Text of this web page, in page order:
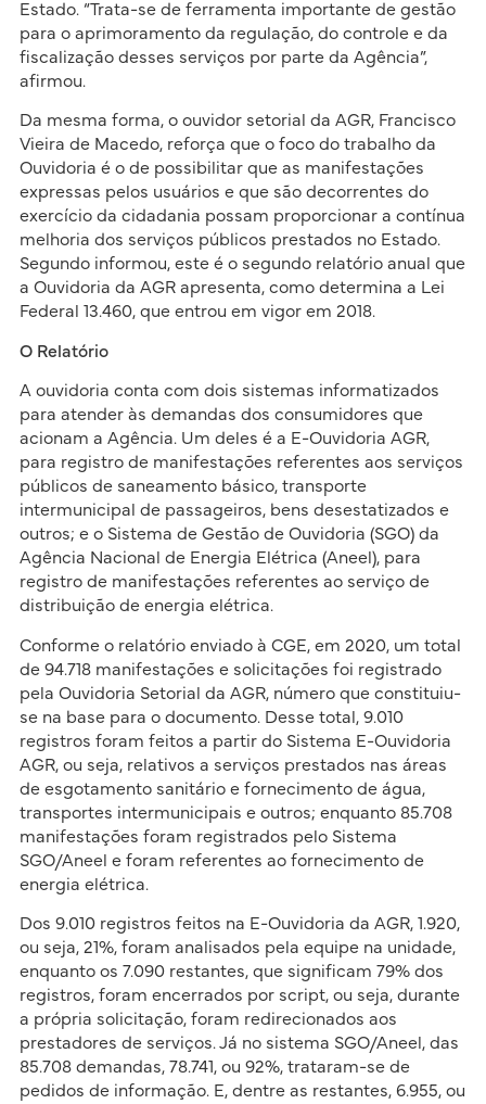
Estado. “Trata-se de ferramenta importante de gestão
para o aprimoramento da regulação, do controle e da
fiscalização desses serviços por parte da Agência”,
afirmou.
Da mesma forma, o ouvidor setorial da AGR, Francisco
Vieira de Macedo, reforça que o foco do trabalho da
Ouvidoria é o de possibilitar que as manifestações
expressas pelos usuários e que são decorrentes do
exercício da cidadania possam proporcionar a contínua
melhoria dos serviços públicos prestados no Estado.
Segundo informou, este é o segundo relatório anual que
a Ouvidoria da AGR apresenta, como determina a Lei
Federal 13.460, que entrou em vigor em 2018.
O Relatório
A ouvidoria conta com dois sistemas informatizados
para atender às demandas dos consumidores que
acionam a Agência. Um deles é a E-Ouvidoria AGR,
para registro de manifestações referentes aos serviços
públicos de saneamento básico, transporte
intermunicipal de passageiros, bens desestatizados e
outros; e o Sistema de Gestão de Ouvidoria (SGO) da
Agência Nacional de Energia Elétrica (Aneel), para
registro de manifestações referentes ao serviço de
distribuição de energia elétrica.
Conforme o relatório enviado à CGE, em 2020, um total
de 94.718 manifestações e solicitações foi registrado
pela Ouvidoria Setorial da AGR, número que constituiu-
se na base para o documento. Desse total, 9.010
registros foram feitos a partir do Sistema E-Ouvidoria
AGR, ou seja, relativos a serviços prestados nas áreas
de esgotamento sanitário e fornecimento de água,
transportes intermunicipais e outros; enquanto 85.708
manifestações foram registrados pelo Sistema
SGO/Aneel e foram referentes ao fornecimento de
energia elétrica.
Dos 9.010 registros feitos na E-Ouvidoria da AGR, 1.920,
ou seja, 21%, foram analisados pela equipe na unidade,
enquanto os 7.090 restantes, que significam 79% dos
registros, foram encerrados por script, ou seja, durante
a própria solicitação, foram redirecionados aos
prestadores de serviços. Já no sistema SGO/Aneel, das
85.708 demandas, 78.741, ou 92%, trataram-se de
pedidos de informação. E, dentre as restantes, 6.955, ou